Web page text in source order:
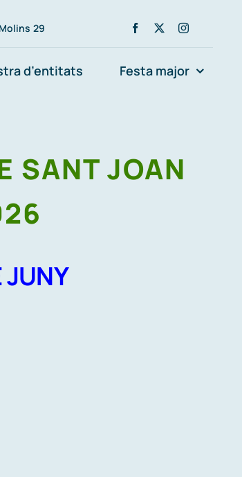
29
d’entitats
Festa major
SANT JOAN
JUNY